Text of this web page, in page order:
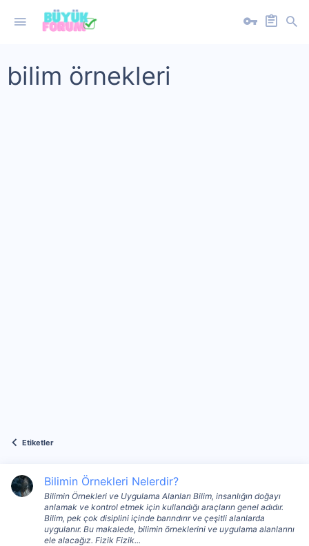
bilim örnekleri
Etiketler
Bilimin Örnekleri Nelerdir?
Bilimin Örnekleri ve Uygulama Alanları Bilim, insanlığın doğayı
anlamak ve kontrol etmek için kullandığı araçların genel adıdır.
Bilim, pek çok disiplini içinde barındırır ve çeşitli alanlarda
uygulanır. Bu makalede, bilimin örneklerini ve uygulama alanlarını
ele alacağız. Fizik Fizik...